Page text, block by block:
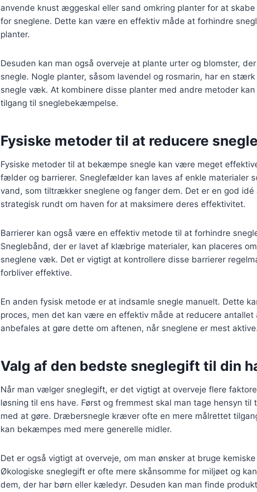
anvende knust æggeskal eller sand omkring planter for at
for sneglene. Dette kan være en effektiv måde at forhindre
planter.
Desuden kan man også overveje at plante urter og blomster,
snegle. Nogle planter, såsom lavendel og rosmarin, har en
snegle væk. At kombinere disse planter med andre metoder
tilgang til sneglebekæmpelse.
Fysiske metoder til at reducere
Fysiske metoder til at bekæmpe snegle kan være meget
fælder og barrierer. Sneglefælder kan laves af enkle materialer
vand, som tiltrækker sneglene og fanger dem. Det er en god
strategisk rundt om haven for at maksimere deres effektivitet.
Barrierer kan også være en effektiv metode til at forhindre
Sneglebånd, der er lavet af klæbrige materialer, kan placeres
sneglene væk. Det er vigtigt at kontrollere disse barrierer
forbliver effektive.
En anden fysisk metode er at indsamle snegle manuelt. Dette
proces, men det kan være en effektiv måde at reducere antallet
anbefales at gøre dette om aftenen, når sneglene er mest
Valg af den bedste sneglegift til din
Når man vælger sneglegift, er det vigtigt at overveje flere
løsning til ens have. Først og fremmest skal man tage hensyn til
med at gøre. Dræbersnegle kræver ofte en mere målrettet
kan bekæmpes med mere generelle midler.
Det er også vigtigt at overveje, om man ønsker at bruge
Økologiske sneglegift er ofte mere skånsomme for miljøet og
dem, der har børn eller kæledyr. Desuden kan man finde